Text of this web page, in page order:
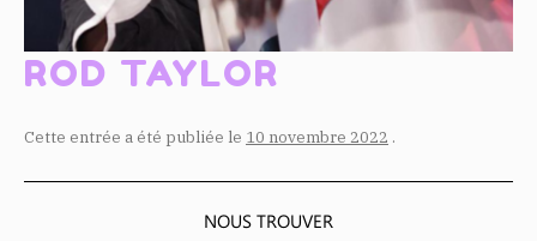
ROD TAYLOR
Cette entrée a été publiée le 10 novembre 2022 .
NOUS TROUVER